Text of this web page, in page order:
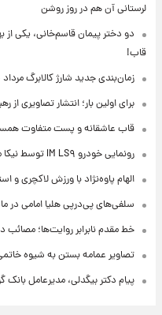
لرستانی آن هم در روز روشن
دو دختر پیمان قاسم‌خانی، یکی از
قاب!
زمان‌بندی جدید شارژ کالابرگ مرداد ۱۴۰۵ اعلام شد
برای اولین بار؛ انتشار تصاویری از
قاب عاشقانه و پست متفاوت
رونمایی خودرو IM LS۹ توسط نیکا موتور ، لوکس ترین شاسی بلند EREV در ایران
الهام پاوه‌نژاد با ورزش لاکچری
سلفی‌های پی‌درپی هلیا امامی در
خط مقدم نابرابر روایت‌ها؛ مصائب
تصاویر عمامه بستن به شیوه
پیام دکتر بیگدلی، مدیرعامل بانک